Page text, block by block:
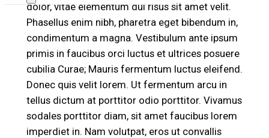
dolor, vitae elementum dui risus sit amet velit.
Phasellus enim nibh, pharetra eget bibendum in,
condimentum a magna. Vestibulum ante ipsum
primis in faucibus orci luctus et ultrices posuere
cubilia Curae; Mauris fermentum luctus eleifend.
Donec quis velit lorem. Ut fermentum arcu in
tellus dictum at porttitor odio porttitor. Vivamus
sodales porttitor diam, sit amet faucibus lorem
imperdiet in. Nam volutpat, eros ut convallis